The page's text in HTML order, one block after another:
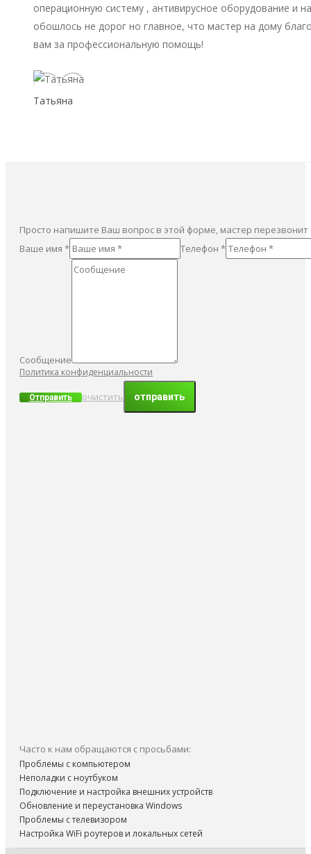
операционную систему , антивирусное оборудование и
обошлось не дорог но главное, что мастер на дому
вам за профессиональную помощь!
Татьяна
Просто напишите Ваш вопрос в этой форме, мастер
Ваше имя *
Телефон *
Сообщение
Политика конфиденциальности
Отправить очистить
Часто к нам обращаются с просьбами:
Проблемы с компьютером
Неполадки с ноутбуком
Подключение и настройка внешних устройств
Обновление и переустановка Windows
Проблемы с телевизором
Настройка WiFi роутеров и локальных сетей